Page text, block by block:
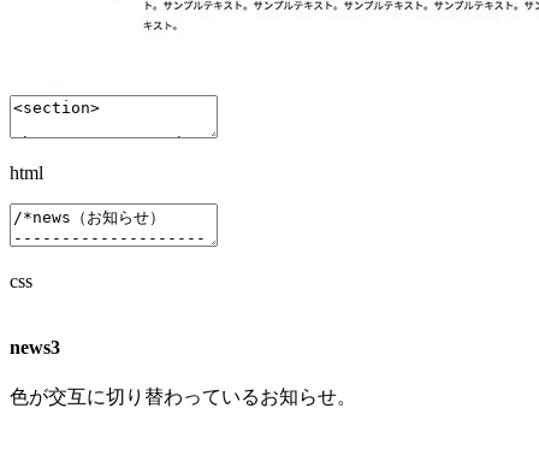
html
css
news3
色が交互に切り替わっているお知らせ。